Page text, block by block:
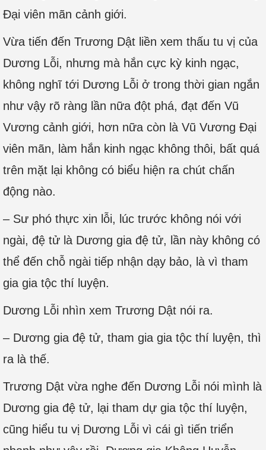
Đại viên mãn cảnh giới.
Vừa tiến đến Trương Dật liền xem thấu tu vị của
Dương Lỗi, nhưng mà hắn cực kỳ kinh ngạc,
không nghĩ tới Dương Lỗi ở trong thời gian ngắn
như vậy rõ ràng lần nữa đột phá, đạt đến Vũ
Vương cảnh giới, hơn nữa còn là Vũ Vương Đại
viên mãn, làm hắn kinh ngạc không thôi, bất quá
trên mặt lại không có biểu hiện ra chút chấn
động nào.
– Sư phó thực xin lỗi, lúc trước không nói với
ngài, đệ tử là Dương gia đệ tử, lần này không có
thể đến chỗ ngài tiếp nhận dạy bảo, là vì tham
gia gia tộc thí luyện.
Dương Lỗi nhìn xem Trương Dật nói ra.
– Dương gia đệ tử, tham gia gia tộc thí luyện, thì
ra là thế.
Trương Dật vừa nghe đến Dương Lỗi nói mình là
Dương gia đệ tử, lại tham dự gia tộc thí luyện,
cũng hiểu tu vị Dương Lỗi vì cái gì tiến triển